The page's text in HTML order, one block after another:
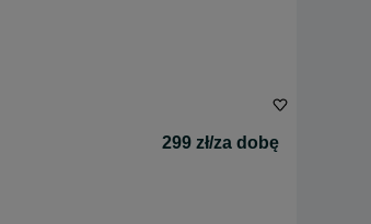
299 zł/za dobę